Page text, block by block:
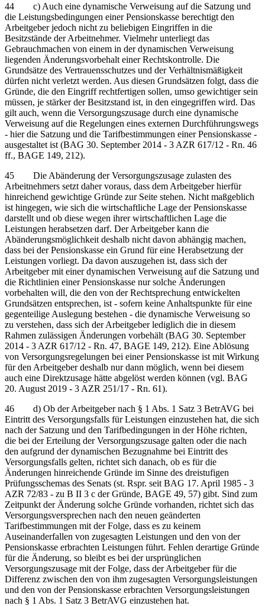
44 c) Auch eine dynamische Verweisung auf die Satzung und
die Leistungsbedingungen einer Pensionskasse berechtigt den
Arbeitgeber jedoch nicht zu beliebigen Eingriffen in die
Besitzstände der Arbeitnehmer. Vielmehr unterliegt das
Gebrauchmachen von einem in der dynamischen Verweisung
liegenden Änderungsvorbehalt einer Rechtskontrolle. Die
Grundsätze des Vertrauensschutzes und der Verhältnismäßigkeit
dürfen nicht verletzt werden. Aus diesen Grundsätzen folgt, dass die
Gründe, die den Eingriff rechtfertigen sollen, umso gewichtiger sein
müssen, je stärker der Besitzstand ist, in den eingegriffen wird. Das
gilt auch, wenn die Versorgungszusage durch eine dynamische
Verweisung auf die Regelungen eines externen Durchführungswegs
- hier die Satzung und die Tarifbestimmungen einer Pensionskasse -
ausgestaltet ist (BAG 30. September 2014 - 3 AZR 617/12 - Rn. 46
ff., BAGE 149, 212).
45 Die Abänderung der Versorgungszusage zulasten des
Arbeitnehmers setzt daher voraus, dass dem Arbeitgeber hierfür
hinreichend gewichtige Gründe zur Seite stehen. Nicht maßgeblich
ist hingegen, wie sich die wirtschaftliche Lage der Pensionskasse
darstellt und ob diese wegen ihrer wirtschaftlichen Lage die
Leistungen herabsetzen darf. Der Arbeitgeber kann die
Abänderungsmöglichkeit deshalb nicht davon abhängig machen,
dass bei der Pensionskasse ein Grund für eine Herabsetzung der
Leistungen vorliegt. Da davon auszugehen ist, dass sich der
Arbeitgeber mit einer dynamischen Verweisung auf die Satzung und
die Richtlinien einer Pensionskasse nur solche Änderungen
vorbehalten will, die den von der Rechtsprechung entwickelten
Grundsätzen entsprechen, ist - sofern keine Anhaltspunkte für eine
gegenteilige Auslegung bestehen - die dynamische Verweisung so
zu verstehen, dass sich der Arbeitgeber lediglich die in diesem
Rahmen zulässigen Änderungen vorbehält (BAG 30. September
2014 - 3 AZR 617/12 - Rn. 47, BAGE 149, 212). Eine Ablösung
von Versorgungsregelungen bei einer Pensionskasse ist mit Wirkung
für den Arbeitgeber deshalb nur dann möglich, wenn bei diesem
auch eine Direktzusage hätte abgelöst werden können (vgl. BAG
20. August 2019 - 3 AZR 251/17 - Rn. 61).
46 d) Ob der Arbeitgeber nach § 1 Abs. 1 Satz 3 BetrAVG bei
Eintritt des Versorgungsfalls für Leistungen einzustehen hat, die sich
nach der Satzung und den Tarifbedingungen in der Höhe richten,
die bei der Erteilung der Versorgungszusage galten oder die nach
den aufgrund der dynamischen Bezugnahme bei Eintritt des
Versorgungsfalls gelten, richtet sich danach, ob es für die
Änderungen hinreichende Gründe im Sinne des dreistufigen
Prüfungsschemas des Senats (st. Rspr. seit BAG 17. April 1985 - 3
AZR 72/83 - zu B II 3 c der Gründe, BAGE 49, 57) gibt. Sind zum
Zeitpunkt der Änderung solche Gründe vorhanden, richtet sich das
Versorgungsversprechen nach den neuen geänderten
Tarifbestimmungen mit der Folge, dass es zu keinem
Auseinanderfallen von zugesagten Leistungen und den von der
Pensionskasse erbrachten Leistungen führt. Fehlen derartige Gründe
für die Änderung, so bleibt es bei der ursprünglichen
Versorgungszusage mit der Folge, dass der Arbeitgeber für die
Differenz zwischen den von ihm zugesagten Versorgungsleistungen
und den von der Pensionskasse erbrachten Versorgungsleistungen
nach § 1 Abs. 1 Satz 3 BetrAVG einzustehen hat.